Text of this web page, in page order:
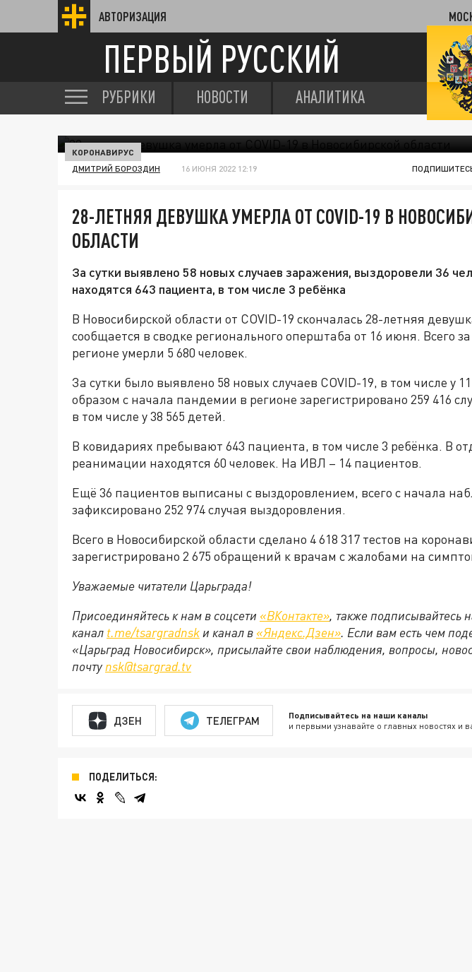
АВТОРИЗАЦИЯ
ПЕРВЫЙ РУССКИЙ
РУБРИКИ НОВОСТИ АНАЛИТИКА
КОРОНАВИРУС
ДМИТРИЙ БОРОЗДИН 16 ИЮНЯ 2022 12:19
28-ЛЕТНЯЯ ДЕВУШКА УМЕРЛА ОТ COVID-19 В
ОБЛАСТИ
За сутки выявлено 58 новых случаев заражения, выздоровели 36
находятся 643 пациента, в том числе 3 ребёнка
В Новосибирской области от COVID-19 скончалась 28-летняя
сообщается в сводке регионального оперштаба от 16 июня. Всего
регионе умерли 5 680 человек.
За сутки было выявлено 58 новых случаев COVID-19, в том числе у
образом с начала пандемии в регионе зарегистрировано 259 416
в том числе у 38 565 детей.
В ковидариях пребывают 643 пациента, в том числе 3 ребёнка. В
реанимации находятся 60 человек. На ИВЛ – 14 пациентов.
Ещё 36 пациентов выписаны с выздоровлением, всего с начала
зафиксировано 252 974 случая выздоровления.
Всего в Новосибирской области сделано 4 618 317 тестов на
зарегистрировано 2 675 обращений к врачам с жалобами на
Уважаемые читатели Царьграда!
Присоединяйтесь к нам в соцсети «ВКонтакте», также подписывайтесь
канал t.me/tsargradnsk и канал в «Яндекс.Дзен». Если вам есть чем
«Царьград Новосибирск», присылайте свои наблюдения, вопросы,
почту nsk@tsargrad.tv
ДЗЕН ТЕЛЕГРАМ Подписывайтесь на наши каналы
и первыми узнавайте о главных новостях и
ПОДЕЛИТЬСЯ: